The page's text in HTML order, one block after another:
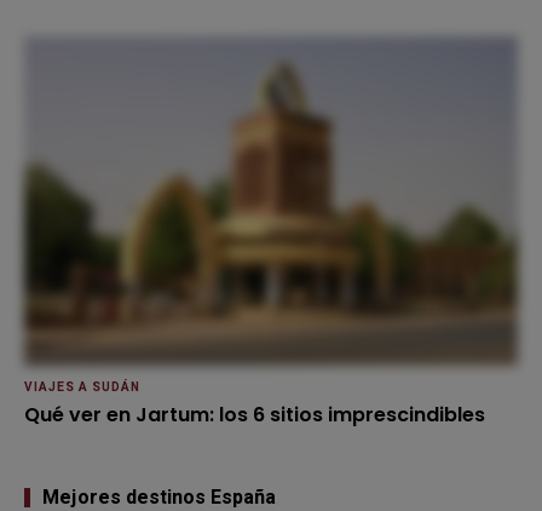
VIAJES A SUDÁN
Qué ver en Jartum: los 6 sitios imprescindibles
Mejores destinos España